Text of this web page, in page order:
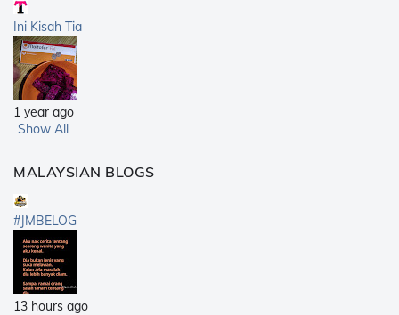
Ini Kisah Tia
1 year ago
Show All
MALAYSIAN BLOGS
#JMBELOG
13 hours ago